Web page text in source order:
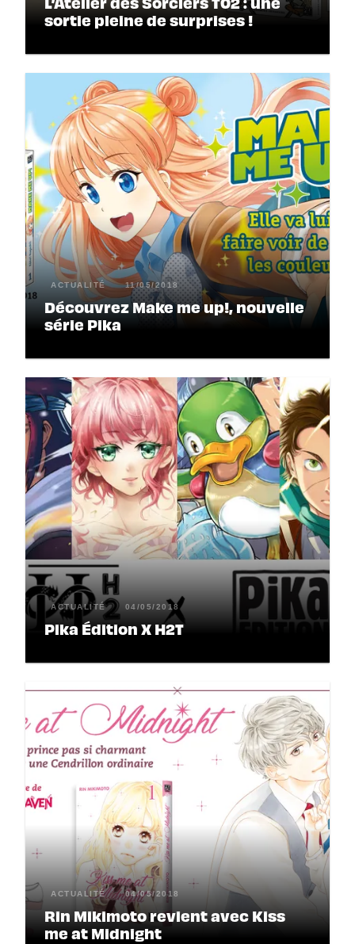
sortie pleine de surprises !
ACTUALITÉ 11/05/2018
Découvrez Make me up!, nouvelle
série Pika
ACTUALITÉ 04/05/2018
Pika Édition X H2T
ACTUALITÉ 04/05/2018
Rin Mikimoto revient avec Kiss
me at Midnight